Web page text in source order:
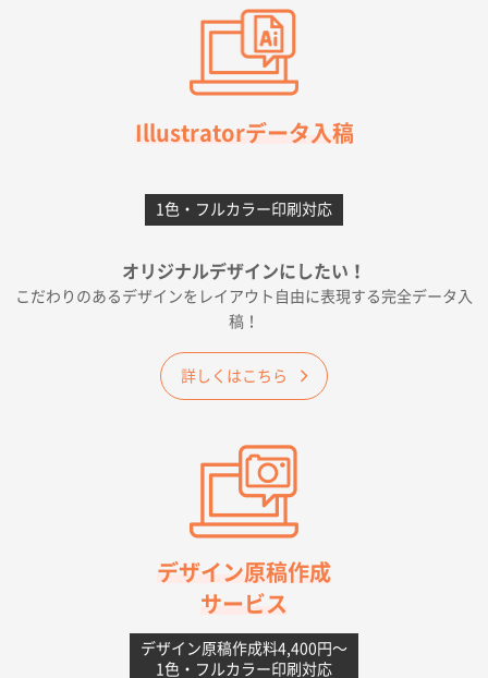
柳さんの対応が素晴らしかった。
フレキソレジ袋 Uバッグ 35号
5000枚
2026年06月28日 15:14
千葉県A社様
2026年06月19日 09:41
価格 大丈夫そうな会社に見えた
大阪府のお客様
A4フルカラークリアファイル1000枚
【ポリ】特別ご注文ページ1000枚
2026年06月08日 17:38
対応の速さ、丁寧さ、提案など
不織布フラットバッグ（A4縦サイズ）1000枚
2026年05月25日 15:10
Illustratorデータ入稿
1色・フルカラー印刷対応
オリジナルデザインにしたい！
こだわりのあるデザインをレイアウト自由に表現する完全データ入
稿！
詳しくはこちら
デザイン原稿作成
サービス
デザイン原稿作成料4,400円〜
1色・フルカラー印刷対応